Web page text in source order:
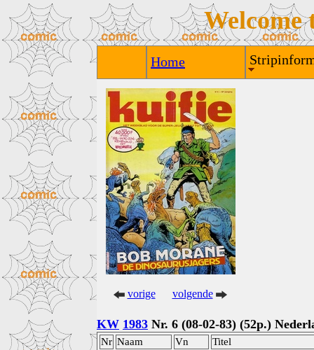
Welcome
Home
vorige volgende
KW 1983 Nr. 6 (08-02-83) (52p.)
Nr Naam Vn
Titel